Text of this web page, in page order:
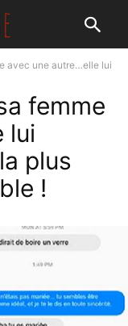
avec une autre…elle lui
femme
lui
plus
!